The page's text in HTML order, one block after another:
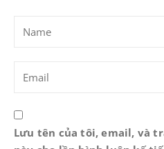
Lưu tên của tôi, email, và